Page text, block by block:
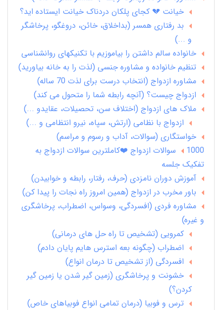
خیانت 💔 کجای پلکان دردناک خیانت ایستاده اید؟
بد رفتاری همسر (بداخلاق، خائن، دروغگو، پرخاشگر
و ...)
خانواده سالم داشتن را بیاموزیم با تکنیکهای روانشناسی
تنظیم خانواده و مشاوره جنسی (لذت را به خانه بیاورید)
مشاوره ازدواج (انتخاب درست برای لذت 70 ساله)
ازدواج چیست؟ (آنچه رابطه شما را متحول می کند)
ملاک های ازدواج (اختلاف سن، تحصیلات، عقایدو ...)
ازدواج با نظامی (ارتش، سپاه، نیرو انتظامی و ...)
خواستگاری (سوالات، آداب و رسوم و مراسم)
1000 سوالات ازدواج ❤️کاملترین سوالات ازدواج به
تفکیک جلسه
آموزش دوران نامزدی (حرف، رفتار، رابطه و خوابیدن)
باور مخرب در ازدواج (همین امروز راه نجات را پیدا کن)
مشاوره فردی (افسردگی، وسواس، اضطراب، پرخاشگری
و غیره)
کمرویی (تشخیص تا راه حل های درمانی)
اضطراب (چگونه بعه استرس هایم پایان دادم)
افسردگی (از تشخیص تا درمان انواع)
خشونت و پرخاشگری (زمین گیر شدن یا زمین گیر
کردن؟)
ترس و فوبیا (درمان تمامی انواع فوبیاهای خاص)